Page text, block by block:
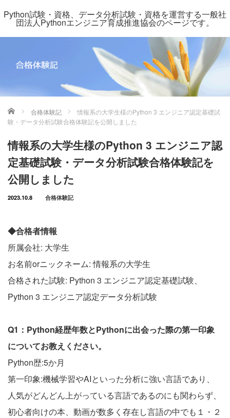
Python試験・資格、データ分析試験・資格を運営する一般社
団法人Pythonエンジニア育成推進協会のページです。
ホーム 合格体験記
情報系の大学生様のPython 3 エンジニア認定基礎試
験・データ分析試験合格体験記を公開しました
情報系の大学生様のPython 3 エンジニア認
定基礎試験・データ分析試験合格体験記を
公開しました
2023.10.8 合格体験記
◆合格者情報
所属会社: 大学生
お名前orニックネーム: 情報系の大学生
合格された試験: Python 3 エンジニア認定基礎試験、
Python 3 エンジニア認定データ分析試験
Q1：Python経歴年数とPythonに出会った際の第一印象
についてお教えください。
Python歴:5か月
第一印象:機械学習やAIといった分析に強い言語であり、
人気がどんどん上がっている言語であるのにも関わらず、
初心者向けの本、動画が数多く存在し言語の中でも１・２